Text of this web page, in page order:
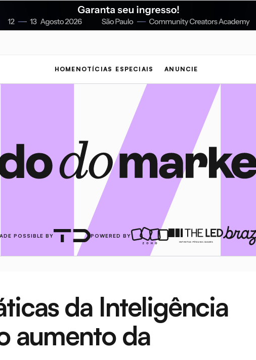
HOME NOTÍCIAS ESPECIAIS ANUNCIE
POSSIBLE BY POWERED BY
da Inteligência
aumento da